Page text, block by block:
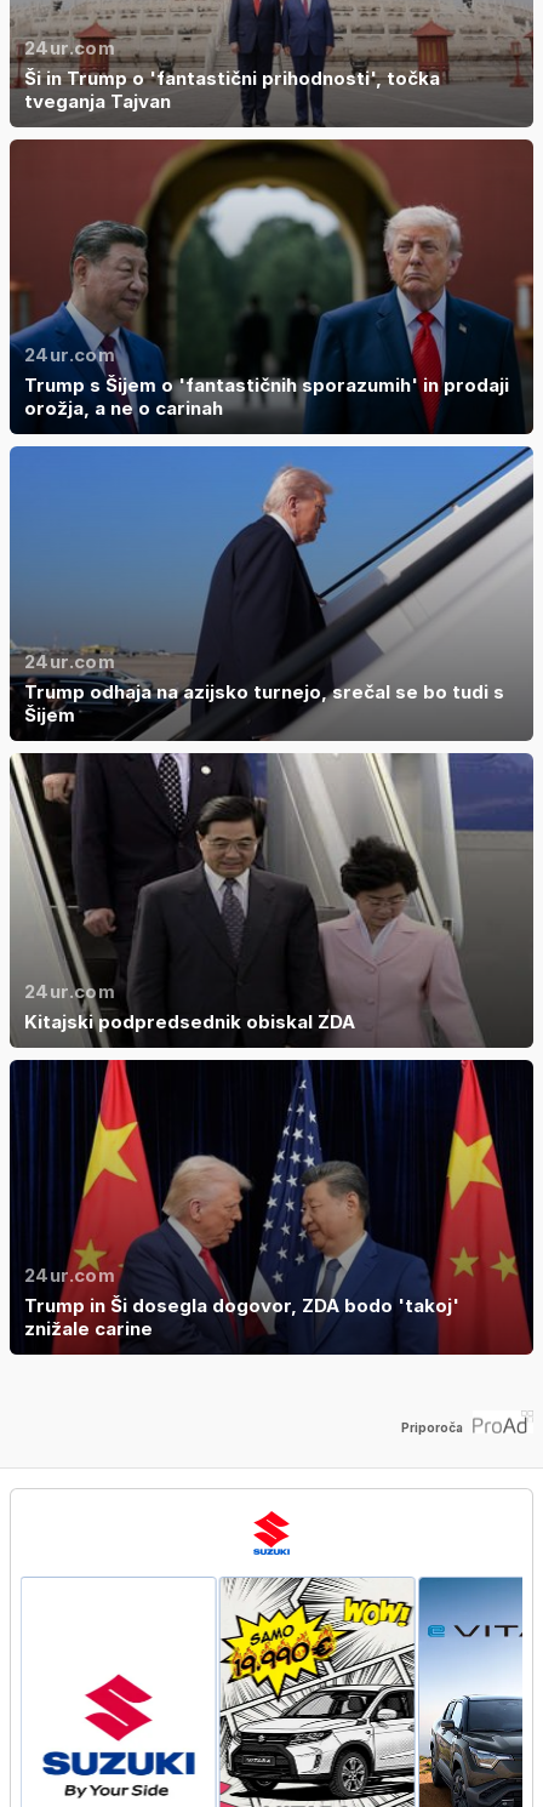
24ur.com
Ši in Trump o 'fantastični prihodnosti', točka
tveganja Tajvan
24ur.com
Trump s Šijem o 'fantastičnih sporazumih' in prodaji
orožja, a ne o carinah
24ur.com
Trump odhaja na azijsko turnejo, srečal se bo tudi s
Šijem
24ur.com
Kitajski podpredsednik obiskal ZDA
24ur.com
Trump in Ši dosegla dogovor, ZDA bodo 'takoj'
znižale carine
Priporoča